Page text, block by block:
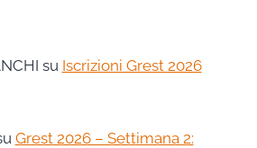
su Iscrizioni Grest 2026
Grest 2026 – Settimana 2: